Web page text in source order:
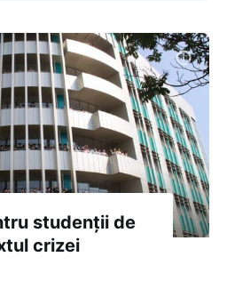
studenții de
crizei